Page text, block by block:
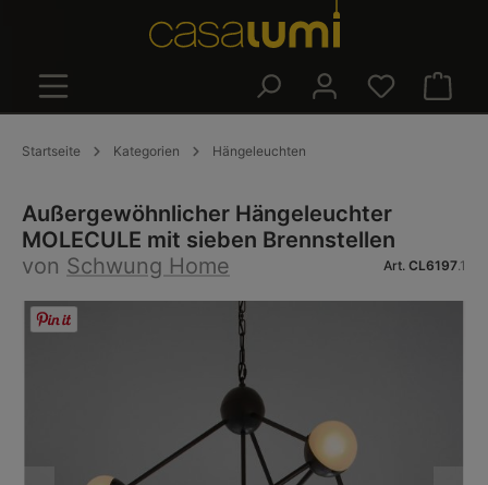
Startseite Kategorien Hängeleuchten
Außergewöhnlicher Hängeleuchter
MOLECULE mit sieben Brennstellen
von Schwung Home Art. CL6197.1
Bildergalerie überspringen